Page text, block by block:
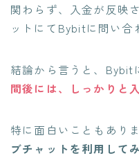
関わらず、入金が反映
ットにてBybitに問い合
結論から言うと、Bybit
間後には、しっかりと
特に面白いこともあり
ブチャットを利用して